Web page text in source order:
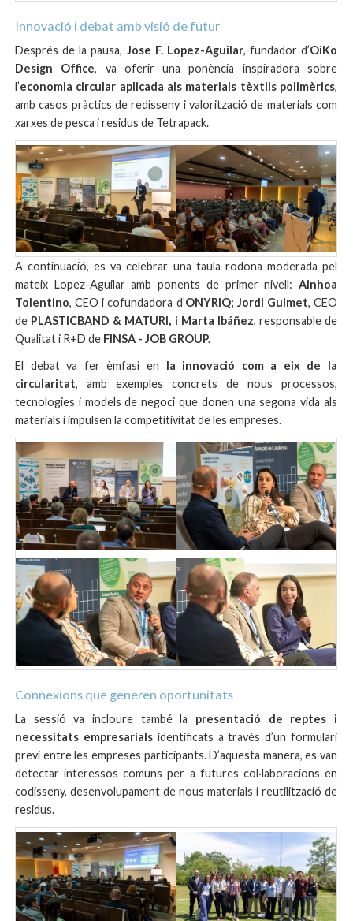
Innovació i debat amb visió de futur
Després de la pausa, Jose F. Lopez-Aguilar, fundador d’OiKo
Design Office, va oferir una ponència inspiradora sobre
l’economia circular aplicada als materials tèxtils polimèrics,
amb casos pràctics de redisseny i valorització de materials com
xarxes de pesca i residus de Tetrapack.
A continuació, es va celebrar una taula rodona moderada pel
mateix Lopez-Aguilar amb ponents de primer nivell: Ainhoa
Tolentino, CEO i cofundadora d’ONYRIQ; Jordi Guimet, CEO
de PLASTICBAND & MATURI, i Marta Ibáñez, responsable de
Qualitat i R+D de FINSA - JOB GROUP.
El debat va fer èmfasi en la innovació com a eix de la
circularitat, amb exemples concrets de nous processos,
tecnologies i models de negoci que donen una segona vida als
materials i impulsen la competitivitat de les empreses.
Connexions que generen oportunitats
La sessió va incloure també la presentació de reptes i
necessitats empresarialsidentificats a través d’un formulari
previ entre les empreses participants. D’aquesta manera, es van
detectar interessos comuns per a futures col·laboracions en
codisseny, desenvolupament de nous materials i reutilització de
residus.